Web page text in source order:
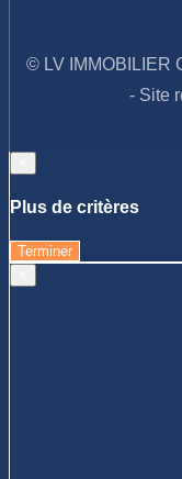
© LV IMMOBILIER
- Site
Plus de critères
Terminer